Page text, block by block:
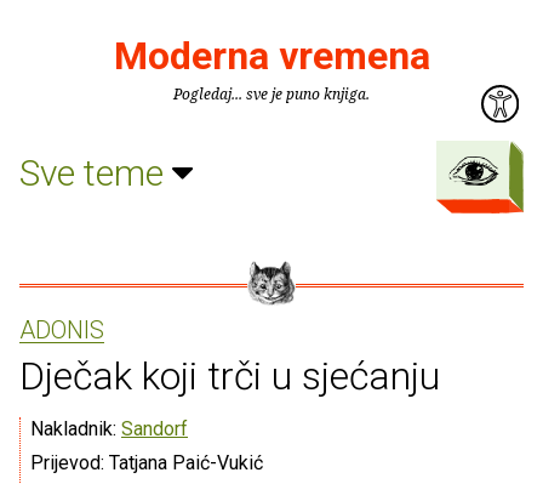
Moderna vremena
Pogledaj... sve je puno knjiga.
Sve teme
ADONIS
Dječak koji trči u sjećanju
Nakladnik: Sandorf
Prijevod: Tatjana Paić-Vukić